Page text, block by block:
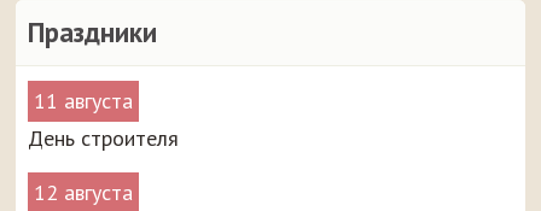
Праздники
11 августа
День строителя
12 августа